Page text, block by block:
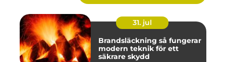
31. jul
Brandsläckning så fungerar
modern teknik för ett
säkrare skydd